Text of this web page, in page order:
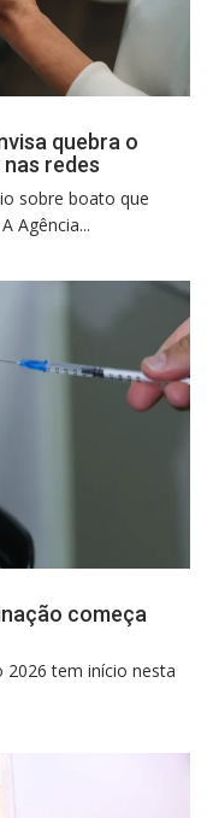
quebra o
redes
sobre boato que
Agência...
começa
2026 tem início nesta